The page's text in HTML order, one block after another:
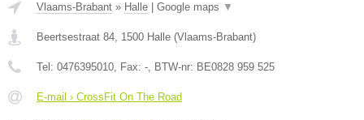
Vlaams-Brabant » Halle Google maps ▼
Beertsestraat 84, 1500 Halle (Vlaams-Brabant)
Tel: 0476395010, Fax: -, BTW-nr: BE0828 959 525
E-mail › CrossFit On The Road